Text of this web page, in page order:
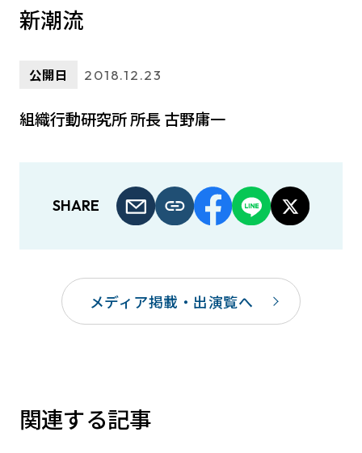
新潮流
公開日 2018.12.23
組織行動研究所 所長 古野庸一
SHARE
メディア掲載・出演覧へ
関連する記事